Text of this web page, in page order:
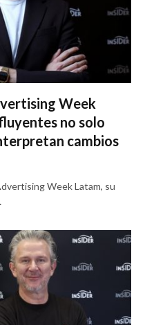
Week
no solo
cambios
Week Latam, su